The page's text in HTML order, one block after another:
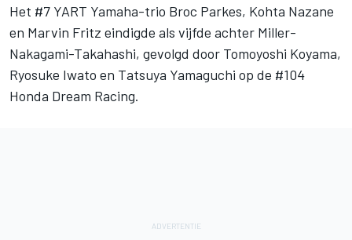
Het #7 YART Yamaha-trio Broc Parkes, Kohta Nazane
en Marvin Fritz eindigde als vijfde achter Miller-
Nakagami-Takahashi, gevolgd door Tomoyoshi Koyama,
Ryosuke Iwato en Tatsuya Yamaguchi op de #104
Honda Dream Racing.